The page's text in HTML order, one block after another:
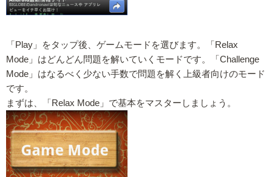
「Play」をタップ後、ゲームモードを選びます。「Relax
Mode」はどんどん問題を解いていくモードです。「Challenge
Mode」はなるべく少ない手数で問題を解く上級者向けのモード
です。
まずは、「Relax Mode」で基本をマスターしましょう。